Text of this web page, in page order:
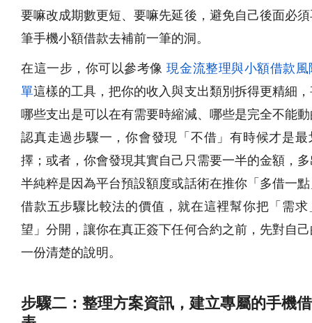
要嘛改成期數更短、要嘛先延後，避免自己後面必
筆手機小額借款去補前一筆的洞。
在這一步，你可以參考像 現金流整理與小額借款風
單這樣的工具，把你的收入與支出類別拆得更精細
哪些支出是可以在有需要時縮減、哪些是完全不能
認真走過步驟一，你會發現「不借」有時候才是最
擇；或者，你會發現其實自己只需要一半的金額，
半純粹是因為平台預設額度或話術在推你「多借一
借款五步驟比較法的價值，就在這裡幫你把「需求
望」分開，讓你在真正簽下任何合約之前，先對自
一份清楚的說明。
步驟二：整理方案資訊，建立專屬的手機